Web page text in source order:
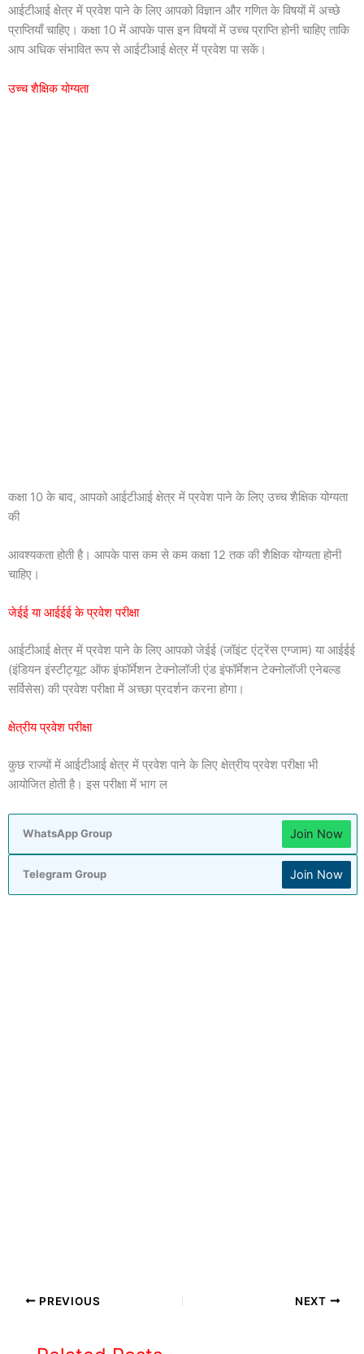
आईटीआई क्षेत्र में प्रवेश पाने के लिए आपको विज्ञान और गणित के विषयों में अच्छे
प्राप्तियाँ चाहिए। कक्षा 10 में आपके पास इन विषयों में उच्च प्राप्ति होनी चाहिए ताकि
आप अधिक संभावित रूप से आईटीआई क्षेत्र में प्रवेश पा सकें।
उच्च शैक्षिक योग्यता
कक्षा 10 के बाद, आपको आईटीआई क्षेत्र में प्रवेश पाने के लिए उच्च शैक्षिक योग्यता
की
आवश्यकता होती है। आपके पास कम से कम कक्षा 12 तक की शैक्षिक योग्यता होनी
चाहिए।
जेईई या आईईई के प्रवेश परीक्षा
आईटीआई क्षेत्र में प्रवेश पाने के लिए आपको जेईई (जॉइंट एंट्रेंस एग्जाम) या आईईई
(इंडियन इंस्टीट्यूट ऑफ इंफॉर्मेशन टेक्नोलॉजी एंड इंफॉर्मेशन टेक्नोलॉजी एनेबल्ड
सर्विसेस) की प्रवेश परीक्षा में अच्छा प्रदर्शन करना होगा।
क्षेत्रीय प्रवेश परीक्षा
कुछ राज्यों में आईटीआई क्षेत्र में प्रवेश पाने के लिए क्षेत्रीय प्रवेश परीक्षा भी
आयोजित होती है। इस परीक्षा में भाग ल
WhatsApp Group Join Now
Telegram Group Join Now
PREVIOUS NEXT